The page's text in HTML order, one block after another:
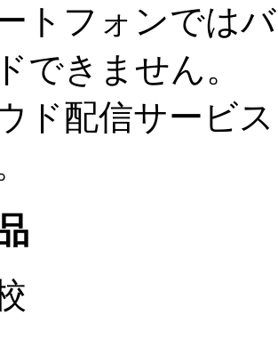
トフォンでは
できません。
ド配信サービ